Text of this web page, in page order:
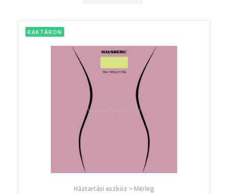
RAKTÁRON
Háztartási eszköz > Mérleg